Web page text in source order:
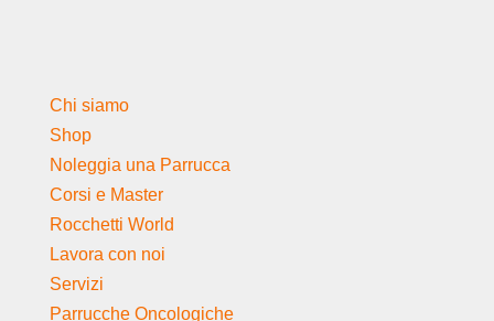
Chi siamo
Shop
Noleggia una Parrucca
Corsi e Master
Rocchetti World
Lavora con noi
Servizi
Parrucche Oncologiche